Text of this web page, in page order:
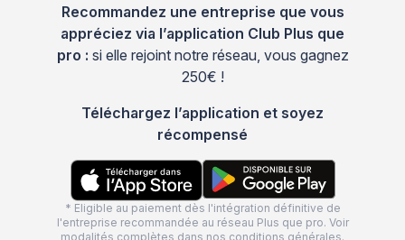
Recommandez une entreprise que vous
appréciez via l’application Club Plus que
pro : si elle rejoint notre réseau, vous gagnez
250€ !
Téléchargez l’application et soyez
récompensé
* Eligible au paiement dès l'intégration définitive de
l'entreprise recommandée au réseau Plus que pro. Voir
modalités complètes dans nos conditions générales.